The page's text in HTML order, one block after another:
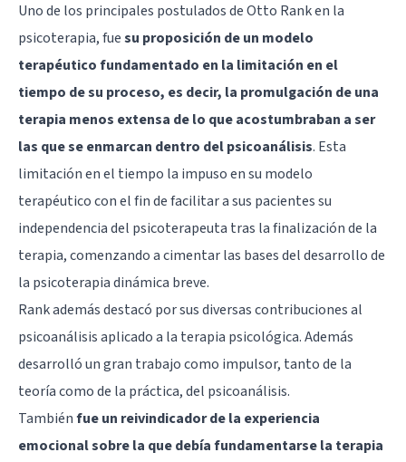
Uno de los principales postulados de Otto Rank en la
psicoterapia, fuesu proposición de un modelo
terapéutico fundamentado en la limitación en el
tiempo de su proceso, es decir, la promulgación de una
terapia menos extensa de lo que acostumbraban a ser
las que se enmarcan dentro del psicoanálisis. Esta
limitación en el tiempo la impuso en su modelo
terapéutico con el fin de facilitar a sus pacientes su
independencia del psicoterapeuta tras la finalización de la
terapia, comenzando a cimentar las bases del desarrollo de
la psicoterapia dinámica breve.
Rank además destacó por sus diversas contribuciones al
psicoanálisis aplicado a la terapia psicológica. Además
desarrolló un gran trabajo como impulsor, tanto de la
teoría como de la práctica, del psicoanálisis.
Tambiénfue un reivindicador de la experiencia
emocional sobre la que debía fundamentarse la terapia